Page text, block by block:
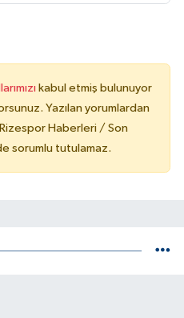
kabul etmiş bulunuyor
Yazılan yorumlardan
Haberleri / Son
sorumlu tutulamaz.